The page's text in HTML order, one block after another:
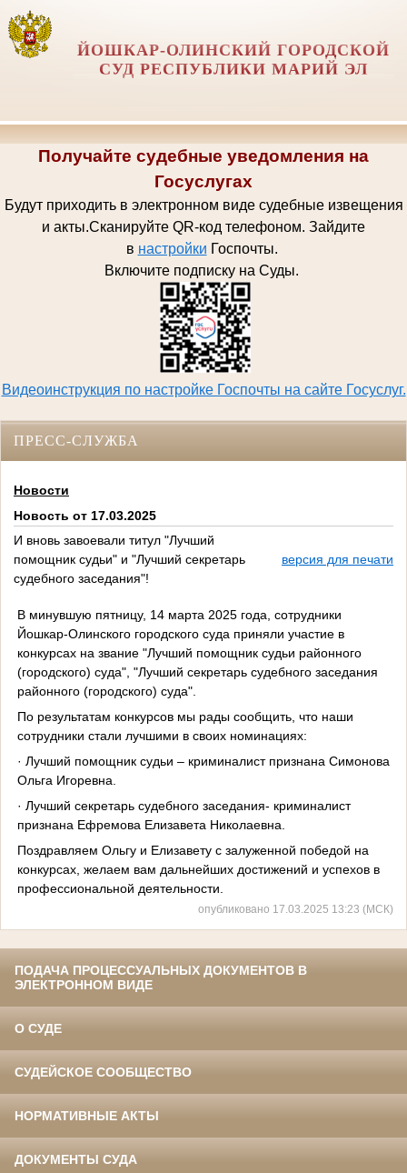
ЙОШКАР-ОЛИНСКИЙ ГОРОДСКОЙ
СУД РЕСПУБЛИКИ МАРИЙ ЭЛ
Получайте судебные уведомления на
Госуслугах
Будут приходить в электронном виде судебные извещения
и акты.Сканируйте QR-код телефоном. Зайдите
в настройки Госпочты.
Включите подписку на Суды.
Видеоинструкция по настройке Госпочты на сайте Госуслуг.
ПРЕСС-СЛУЖБА
Новости
Новость от 17.03.2025
И вновь завоевали титул "Лучший
помощник судьи" и "Лучший секретарь
судебного заседания"!
версия для печати
В минувшую пятницу, 14 марта 2025 года, сотрудники
Йошкар-Олинского городского суда приняли участие в
конкурсах на звание "Лучший помощник судьи районного
(городского) суда", "Лучший секретарь судебного заседания
районного (городского) суда".
По результатам конкурсов мы рады сообщить, что наши
сотрудники стали лучшими в своих номинациях:
· Лучший помощник судьи – криминалист признана Симонова
Ольга Игоревна.
· Лучший секретарь судебного заседания- криминалист
признана Ефремова Елизавета Николаевна.
Поздравляем Ольгу и Елизавету с залуженной победой на
конкурсах, желаем вам дальнейших достижений и успехов в
профессиональной деятельности.
опубликовано 17.03.2025 13:23 (МСК)
ПОДАЧА ПРОЦЕССУАЛЬНЫХ ДОКУМЕНТОВ В
ЭЛЕКТРОННОМ ВИДЕ
О СУДЕ
СУДЕЙСКОЕ СООБЩЕСТВО
НОРМАТИВНЫЕ АКТЫ
ДОКУМЕНТЫ СУДА